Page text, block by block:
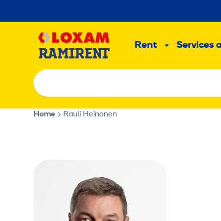
to
Rent
SubServices
Home Rauli Heinonen